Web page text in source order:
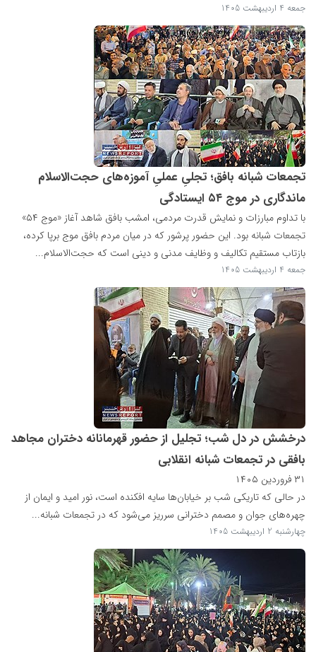
جمعه 4 اردیبهشت 1405
تجمعات شبانه بافق؛ تجلیِ عملیِ آموزه‌های حجت‌الاسلام
ماندگاری در موج ۵۴ ایستادگی
با تداوم مبارزات و نمایش قدرت مردمی، امشب بافق شاهد آغاز «موج ۵۴»
تجمعات شبانه بود. این حضور پرشور که در میان مردم بافق موج برپا کرده،
بازتاب مستقیم تکالیف و وظایف مدنی و دینی است که حجت‌الاسلام...
جمعه 4 اردیبهشت 1405
درخشش در دل شب؛ تجلیل از حضور قهرمانانه دختران مجاهد
بافقی در تجمعات شبانه انقلابی
۳۱ فروردین ۱۴۰۵
در حالی که تاریکی شب بر خیابان‌ها سایه افکنده است، نور امید و ایمان از
چهره‌های جوان و مصمم دخترانی سرریز می‌شود که در تجمعات شبانه...
چهارشنبه 2 اردیبهشت 1405